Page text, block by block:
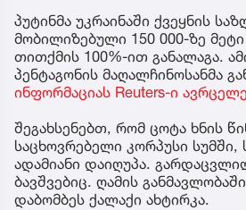
პუტინმა უკრაინაში ქვეყნის
მობილიზებული 150 000-ზე მეტი
თითქმის 100%-ით განალაგა.
პენტაგონის მაღალჩინოსანმა
ინფორმაციას Reuters-ი
შეგახსენებთ, რომ ცოტა ხნის
საცხოვრებელი კორპუსი სუმში,
ადამიანი დაიღუპა.
ბავშვებიც. ღამის
დაბომბეს ქალაქი ახტირკა.